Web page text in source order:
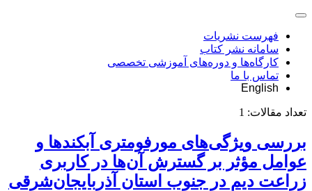
فهرست نشریات
سامانه نشر کتاب
کارگاه‌ها و دوره‌های آموزشی تخصصی
تماس با ما
English
تعداد مقالات: 1
بررسی ویژگی‌های مورفومتری آبکندها و
عوامل مؤثر بر گسترش آن‌ها در کاربری
زراعت دیم در جنوب استان آذربایجان‌شرقی